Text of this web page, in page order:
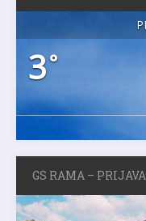
3°
GS RAMA –